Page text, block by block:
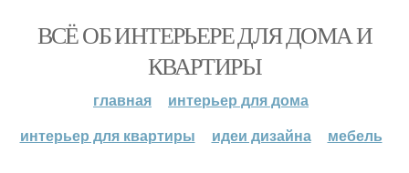
ВСЁ ОБ ИНТЕРЬЕРЕ ДЛЯ ДОМА И
КВАРТИРЫ
главная
интерьер для дома
интерьер для квартиры
идеи дизайна мебель